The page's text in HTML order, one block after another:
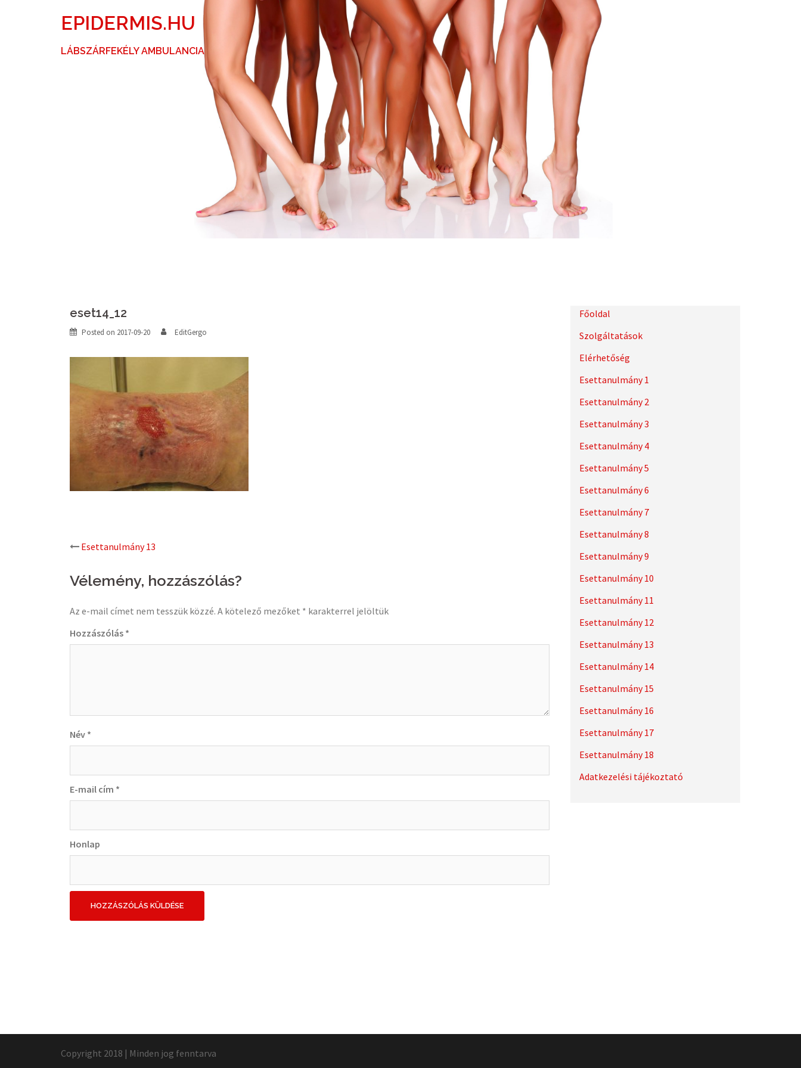
EPIDERMIS.HU
LÁBSZÁRFEKÉLY AMBULANCIA
eset14_12
Posted on 2017-09-20 EditGergo
Post
navigation
Esettanulmány 13
Vélemény, hozzászólás?
Az e-mail címet nem tesszük közzé. A kötelező mezőket * karakterrel jelöltük
Hozzászólás *
Név *
E-mail cím *
Honlap
Főoldal
Szolgáltatások
Elérhetőség
Esettanulmány 1
Esettanulmány 2
Esettanulmány 3
Esettanulmány 4
Esettanulmány 5
Esettanulmány 6
Esettanulmány 7
Esettanulmány 8
Esettanulmány 9
Esettanulmány 10
Esettanulmány 11
Esettanulmány 12
Esettanulmány 13
Esettanulmány 14
Esettanulmány 15
Esettanulmány 16
Esettanulmány 17
Esettanulmány 18
Adatkezelési tájékoztató
Copyright 2018 | Minden jog fenntarva